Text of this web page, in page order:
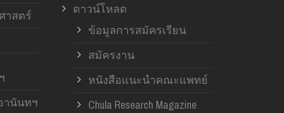
าสตร์
านันทฯ
ดาวน์โหลด
ข้อมูลการสมัครเรียน
สมัครงาน
หนังสือแนะนำคณะแพทย์
Chula Research Magazine